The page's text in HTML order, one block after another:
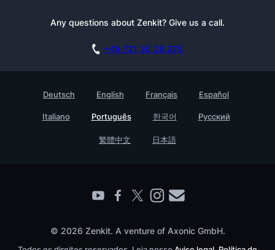
Documentação
Agende uma demonstração
Academia
Empreedimento
Ache um companheiro
Boletim Informativo
Contato
Any questions about Zenkit? Give us a call.
+49 721 35 28 375
Deutsch English Français Español
Italiano Português 한국어 Русский
繁體中文 日本語
© 2026 Zenkit. A venture of Axonic GmbH.